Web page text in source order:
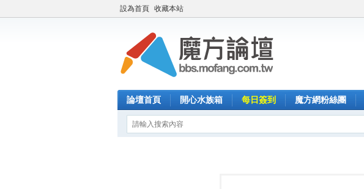
設為首頁 收藏本站
論壇首頁 開心水族箱 每日簽到 魔方網粉絲團